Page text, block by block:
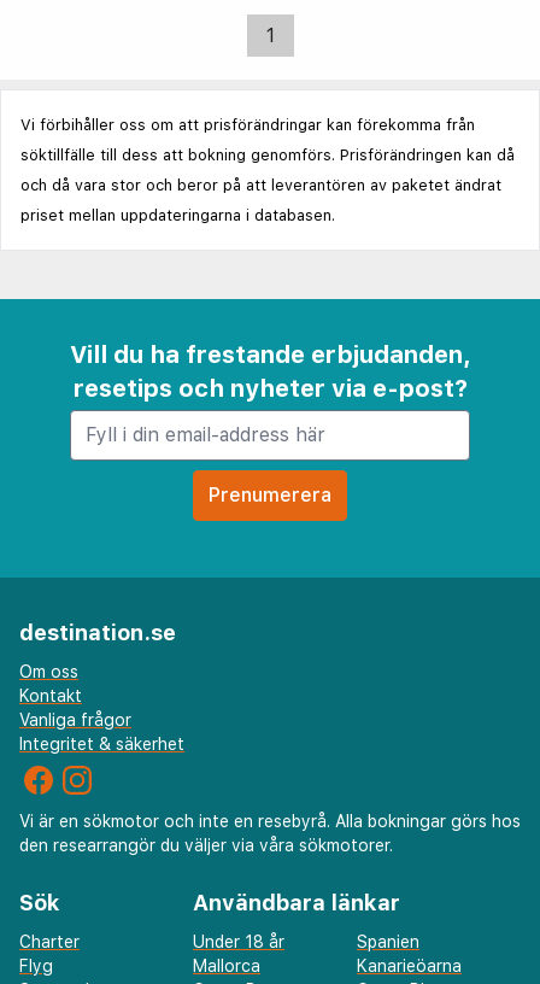
1
Vi förbihåller oss om att prisförändringar kan förekomma från
söktillfälle till dess att bokning genomförs. Prisförändringen kan då
och då vara stor och beror på att leverantören av paketet ändrat
priset mellan uppdateringarna i databasen.
Vill du ha frestande erbjudanden,
resetips och nyheter via e-post?
destination.se
Om oss
Kontakt
Vanliga frågor
Integritet & säkerhet
Vi är en sökmotor och inte en resebyrå. Alla bokningar görs hos
den researrangör du väljer via våra sökmotorer.
Sök
Charter
Flyg
Användbara länkar
Under 18 år
Spanien
Mallorca
Kanarieöarna